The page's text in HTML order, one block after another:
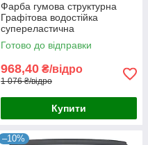
Фарба гумова структурна
Графітова водостійка
супереластична
універсальна емаль
«РабберФлекс» SkyLine для
зовнішніх робіт 7 кг
Готово до відправки
968,40 ₴/відро
1 076 ₴/відро
Купити
–10%